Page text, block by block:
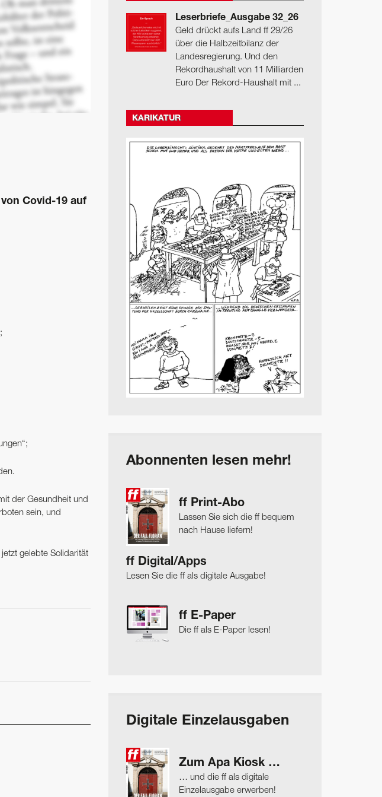
Covid-19 auf
der Gesundheit und
sein, und
gelebte Solidarität
Leserbriefe_Ausgabe 32_26
Geld drückt aufs Land ff 29/26
über die Halbzeitbilanz der
Landesregierung. Und den
Rekordhaushalt von 11 Milliarden
Euro Der Rekord-Haushalt mit ...
KARIKATUR
Abonnenten lesen mehr!
ff Print-Abo
Lassen Sie sich die ff bequem
nach Hause liefern!
ff Digital/Apps
Lesen Sie die ff als digitale Ausgabe!
ff E-Paper
Die ff als E-Paper lesen!
Digitale Einzelausgaben
Zum Apa Kiosk …
… und die ff als digitale
Einzelausgabe erwerben!